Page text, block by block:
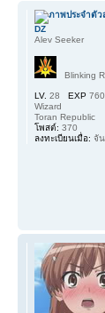
DZ
Alev Seeker
Blinking
LV. 28 EXP 760
Wizard
Toran Republic
โพสต์: 370
ลงทะเบียนเมื่อ: จั